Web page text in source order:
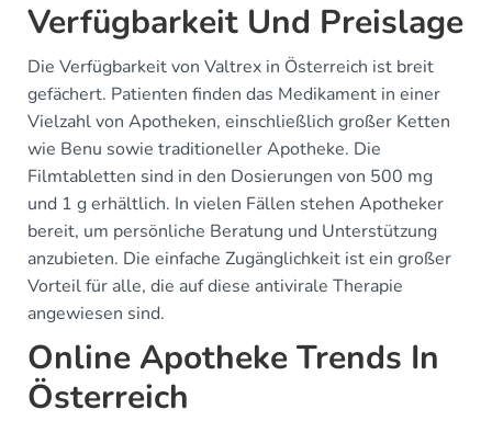
Verfügbarkeit Und Preislage
Die Verfügbarkeit von Valtrex in Österreich ist breit
gefächert. Patienten finden das Medikament in einer
Vielzahl von Apotheken, einschließlich großer Ketten
wie Benu sowie traditioneller Apotheke. Die
Filmtabletten sind in den Dosierungen von 500 mg
und 1 g erhältlich. In vielen Fällen stehen Apotheker
bereit, um persönliche Beratung und Unterstützung
anzubieten. Die einfache Zugänglichkeit ist ein großer
Vorteil für alle, die auf diese antivirale Therapie
angewiesen sind.
Online Apotheke Trends In
Österreich